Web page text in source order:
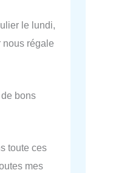
le lundi,
nous régale
bons
toute ces
mes